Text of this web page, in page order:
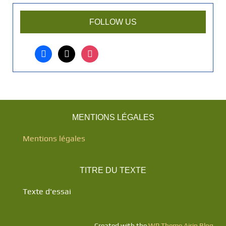
t
c
?
FOLLOW US
facebook
x instagram
MENTIONS LÉGALES
Mentions légales
TITRE DU TEXTE
Texte d'essai